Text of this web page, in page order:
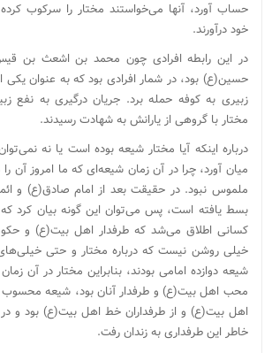
حساب آورد، آنها می‌خواستند مختار را سرکوب
خود درآورند.
در این رابطه افرادی چون محمد بن اشعث بن
حسین(ع) بود، در شمار افرادی بود که به عنوان یکی
زبیری به کوفه حمله برد. جریان درگیری به نفع
مختار با گروهی از یارانش به شهادت رسیدند.
درباره اینکه آیا مختار شیعه بوده است یا نه
میان آورد،‌ چرا در آن زمان شیعه‌ای که ما امروز آن
ملموس نبود. در حقیقت بعد از امام صادق(ع) و
بسط یافته است، پس می‌توان این گونه بیان کرد
کسانی اطلاق می‌شد که طرفدار اهل بیت(ع) و
خیلی روشن نیست که درباره مختار و حتی خیلی‌های
شیعه دوازده‌ امامی بودند، بنابراین مختار در آن
محب اهل ‌بیت(ع) و طرفدار آنان بود، شیعه
اهل بیت(ع) و از طرفداران خط اهل بیت(ع) بود و
خاطر این طرفداری به زندان رفت.